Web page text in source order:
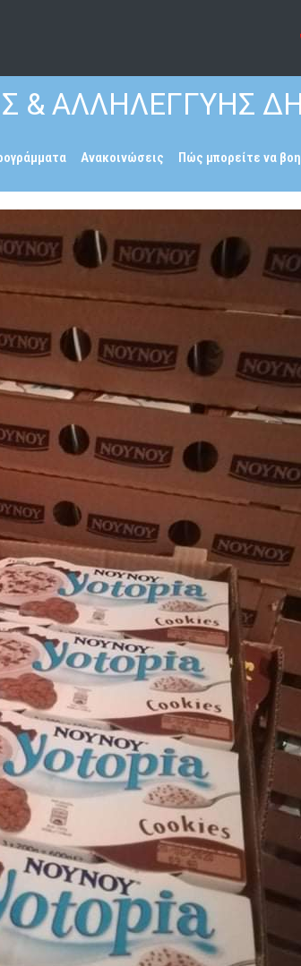
& ΑΛΛΗΛΕΓΓΥΗΣ
Ανακοινώσεις Πώς μπορείτε να